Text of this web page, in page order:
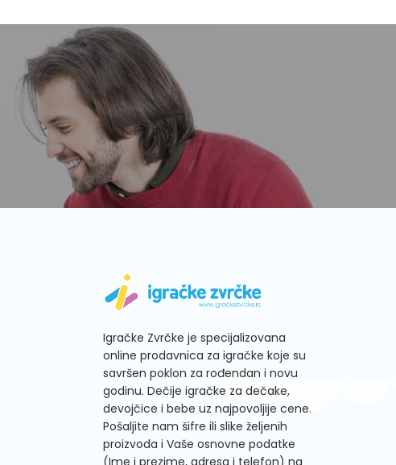
Igračke Zvrčke je specijalizovana
online prodavnica za igračke koje su
savršen poklon za rođendan i novu
godinu. Dečije igračke za dečake,
devojčice i bebe uz najpovoljije cene.
Pošaljite nam šifre ili slike željenih
proizvoda i Vaše osnovne podatke
(Ime i prezime, adresa i telefon) na